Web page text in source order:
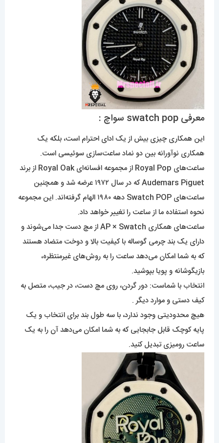
معرفی swatch pop سواچ :
این همکاری چیزی بیش از یک ادای احترام است، بلکه یک
همکاری نوآورانه بین دو نماد ساعت‌سازی سوئیسی است.
ساعت‌های Royal Pop از مجموعه افسانه‌ای Royal Oak از برند
Audemars Piguet که در سال ۱۹۷۲ عرضه شد و همچنین
ساعت‌های Swatch POP دهه ۱۹۸۰ الهام گرفته‌اند. این مجموعه
نحوه استفاده ما از ساعت را تغییر خواهد داد.
ساعت‌های همکاری AP × Swatch از مچ دست جدا می‌شوند و
دارای یک بند چرمی گوساله با کیفیت بالا و دوخت متضاد هستند
که به شما امکان می‌دهد ساعت را به روش‌های غیرمنتظره،
بازیگوشانه و پویا بپوشید.
انتخاب با شماست: دور گردن، روی مچ دست، در جیب، متصل به
کیف دستی و موارد دیگر .
هیچ محدودیتی وجود ندارد، با سه طول بند برای انتخاب و یک
پایه کوچک قابل جابجایی که به شما امکان می‌دهد آن را به یک
ساعت رومیزی تبدیل کنید.